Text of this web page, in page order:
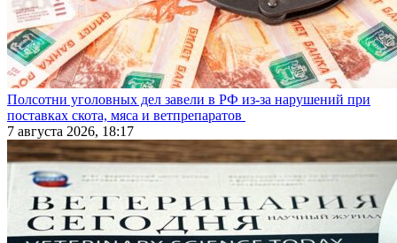
Полсотни уголовных дел завели в РФ из-за нарушений при
поставках скота, мяса и ветпрепаратов
7 августа 2026, 18:17